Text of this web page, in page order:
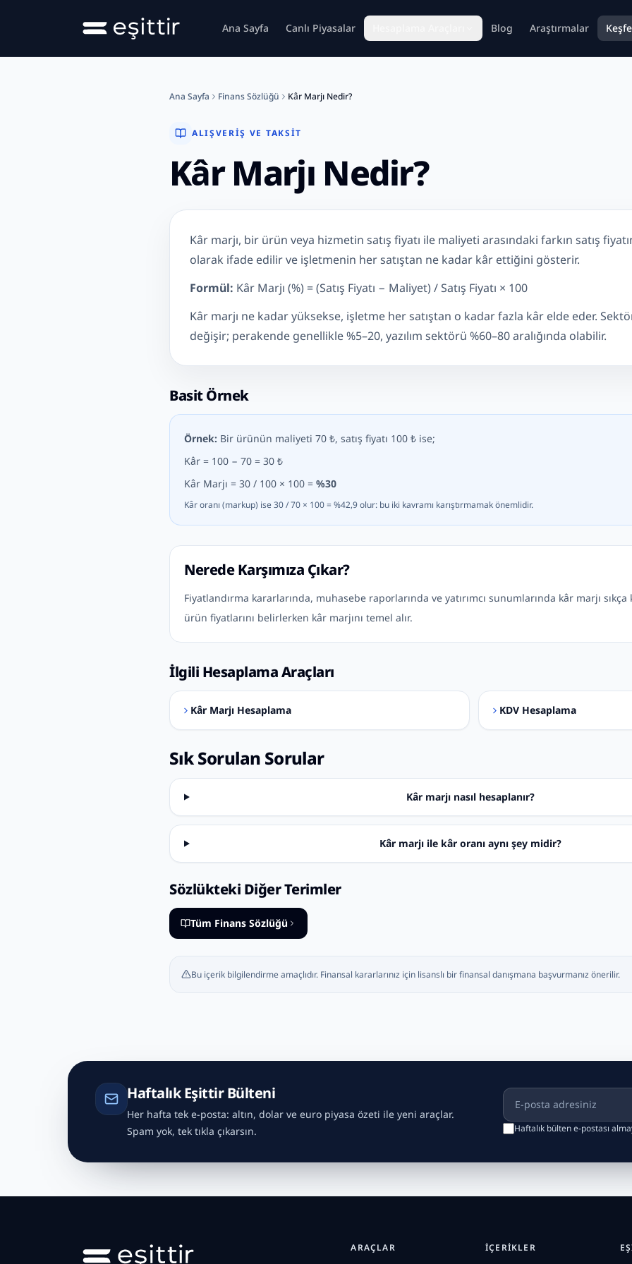
Ana içeriğe geç Ana Sayfa Canlı Piyasalar Blog Araştırmalar
Ana Sayfa Finans Sözlüğü Kâr Marjı Nedir?
ALIŞVERIŞ VE TAKSIT
Kâr Marjı Nedir?
Kâr Marjı Nedir?
Kâr marjı, bir ürün veya hizmetin satış fiyatı ile maliyeti arasındaki farkın satış
olarak ifade edilir ve işletmenin her satıştan ne kadar kâr ettiğini gösterir.
Formül: Kâr Marjı (%) = (Satış Fiyatı − Maliyet) / Satış Fiyatı × 100
Kâr marjı ne kadar yüksekse, işletme her satıştan o kadar fazla kâr elde eder.
değişir; perakende genellikle %5–20, yazılım sektörü %60–80 aralığında olabilir.
Basit Örnek
Örnek: Bir ürünün maliyeti 70 ₺, satış fiyatı 100 ₺ ise;
Kâr = 100 − 70 = 30 ₺
Kâr Marjı = 30 / 100 × 100 = %30
Kâr oranı (markup) ise 30 / 70 × 100 = %42,9 olur: bu iki kavramı karıştırmamak önemlidir.
Nerede Karşımıza Çıkar?
Fiyatlandırma kararlarında, muhasebe raporlarında ve yatırımcı sunumlarında kâr marjı sıkça
ürün fiyatlarını belirlerken kâr marjını temel alır.
İlgili Hesaplama Araçları
Kâr Marjı Hesaplama KDV Hesaplama
Sık Sorulan Sorular
Kâr marjı nasıl hesaplanır?
Kâr marjı ile kâr oranı aynı şey midir?
Sözlükteki Diğer Terimler
Tüm Finans Sözlüğü
Bu içerik bilgilendirme amaçlıdır. Finansal kararlarınız için lisanslı bir finansal danışmana başvurmanız önerilir.
Haftalık Eşittir Bülteni
Her hafta tek e-posta: altın, dolar ve euro piyasa özeti ile yeni araçlar.
Spam yok, tek tıkla çıkarsın.
E-posta adresiniz
Haftalık bülten e-postası
ARAÇLAR İÇERIKLER